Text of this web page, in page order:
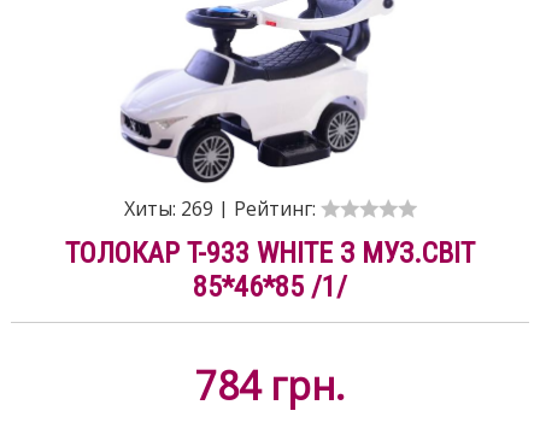
Хиты: 269 | Рейтинг:
ТОЛОКАР T-933 WHITE З МУЗ.СВІТ
85*46*85 /1/
784 грн.